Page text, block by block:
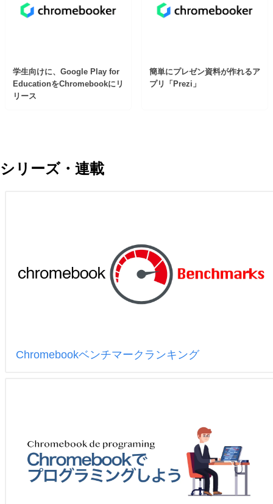
学生向けに、Google Play for
EducationをChromebookにリ
リース
簡単にプレゼン資料が作れるア
プリ「Prezi」
シリーズ・連載
Chromebookベンチマークランキング